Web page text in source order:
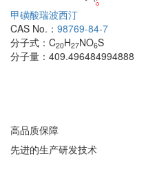
甲磺酸瑞波西汀
CAS No.： 98769-84-7
分子式： C20H27NO6S
分子量： 409.496484994888
高品质保障
先进的生产研发技术